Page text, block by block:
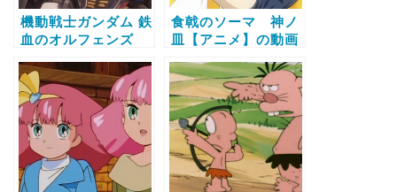
機動戦士ガンダム 鉄
血のオルフェンズ
信サービス比較と無
料で全話視聴する方
法
食戟のソーマ 神ノ
皿【アニメ】の動画
無料で全話視聴する
方法